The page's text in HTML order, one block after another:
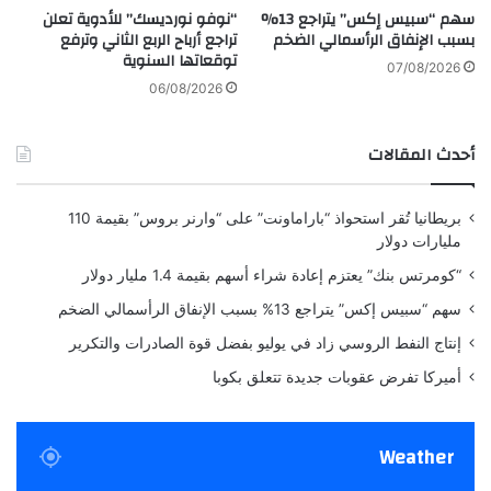
أن الكتبة لم يخترعوا حروفًا جديدة، بل قاموا فقط
بتمويه الحروف المألوفة. ونشرت النتائج في
الكلمة الرئيسية
جاء الاختراق عندما تمت مطابقة أحد التسلسلات
التي تحدث بشكل متكرر مع الكلمة
لقد تزامن التردد والبنية بشكل دقيق جدًا بحيث لا
يمكن أن يكون حادثًا. وأكد اختبار هذه الفرضية على
أجزاء أخرى هذا التخمين. بعد ذلك، بدأت الأبجدية
“تتكشف”، مثل القفل الذي يناسبه المفتاح الصحيح
أخيرًا.أصبح معظم النص الآن مقروءًا، على الرغم
من أن بعض الأحرف النادرة لا تزال غير واضحة.
ش
ا
ر
خ
ي
ا
ح
م
ا
ي
ز
ا
ا
و
ا
ب
ل
م
ن
سهم “سبيس إكس” يتراجع 13%
بسبب الإنفاق الرأسمالي الضخم
07/08/2026
“نوفو نورديسك” للأدوية تعلن
تراجع أرباح الربع الثاني وترفع
توقعاتها السنوية
06/08/2026
أحدث المقالات
بريطانيا تُقر استحواذ “باراماونت” على “وارنر بروس” بقيمة 110
مليارات دولار
“كومرتس بنك” يعتزم إعادة شراء أسهم بقيمة 1.4 مليار دولار
سهم “سبيس إكس” يتراجع 13% بسبب الإنفاق الرأسمالي الضخم
إنتاج النفط الروسي زاد في يوليو بفضل قوة الصادرات والتكرير
أميركا تفرض عقوبات جديدة تتعلق بكوبا
Weather